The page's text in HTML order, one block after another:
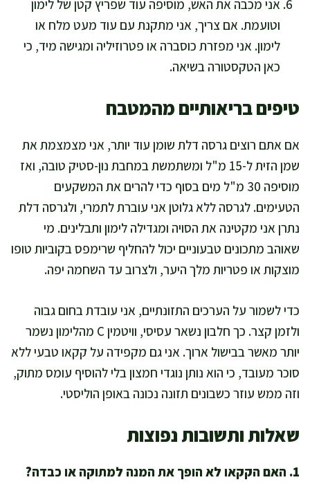
אני מכבה את האש, מוסיפה עוד שפריץ קטן של לימון
וטועמת. אם צריך, אני מתקנת עם עוד מעט מלח או
לימון. אני מפזרת כוסברה או פטרוזיליה ומגישה מיד, כי
כאן הטקסטורה בשיאה.
טיפים בריאותיים מהמטבח
אם אתם רוצים גרסה דלת שומן עוד יותר, אני מצמצמת את
שמן הזית ל-15 מ"ל ומשתמשת במחבת נון-סטיק טובה, ואז
מוסיפה 30 מ"ל מים בסוף כדי להרים את המשקעים
הטעימים. לגרסה ללא גלוטן אני עוברת לתמרי, ולגרסה דלת
נתרן אני מקטינה את הסויה ומגדילה לימון ותבלינים. מי
שאוהב מתכונים טבעוניים יכול להחליף שרימפס בקוביות טופו
מוצקות או פטריות מלך היער, ולצרוב עד השחמה יפה.
כדי לשמור על הערכים התזונתיים, אני עובדת בחום גבוה
ולזמן קצר. כך חלבון נשאר עסיסי, וויטמין C מהלימון נשמר
יותר מאשר בבישול ארוך. אני גם מקפידה על קקאו טבעי ללא
סוכר מעובד, כי הוא נותן נוגדי חמצון בלי להוסיף עומס מתוק,
וזה ממש עוזר כשבונים תזונה נכונה באופן הוליסטי.
שאלות ותשובות נפוצות
1. האם הקקאו לא הופך את המנה למתוקה או כבדה?